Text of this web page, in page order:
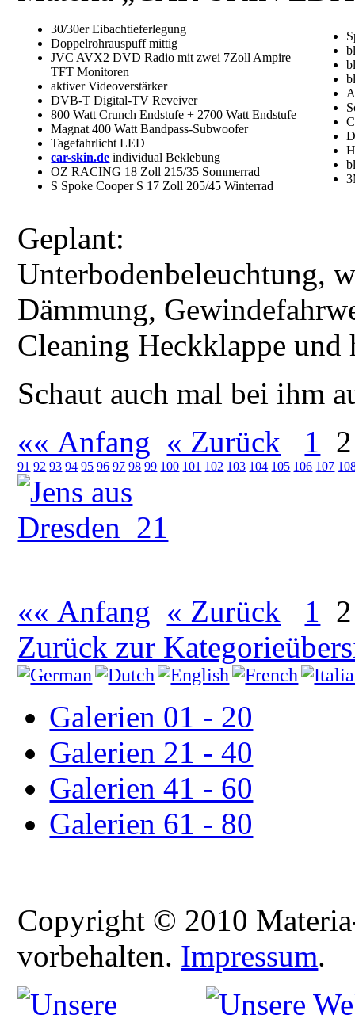
30/30er Eibachtieferlegung
Doppelrohrauspuff mittig
JVC AVX2 DVD Radio mit zwei 7Zoll Ampire
TFT Monitoren
aktiver Videoverstärker
DVB-T Digital-TV Reveiver
800 Watt Crunch Endstufe + 2700 Watt Endstufe
Magnat 400 Watt Bandpass-Subwoofer
Tagefahrlicht LED
car-skin.de individual Beklebung
OZ RACING 18 Zoll 215/35 Sommerrad
S Spoke Cooper S 17 Zoll 205/45 Winterrad
Geplant:
Unterbodenbeleuchtung,
Dämmung,
Cleaning Heckklappe
Schaut auch mal bei ihm
«« Anfang « Zurück 1 2
91 92 93 94 95 96 97 98 99 100 101 102 103 104 105 106 107
«« Anfang « Zurück 1 2
Zurück zur
Galerien 01 - 20
Galerien 21 - 40
Galerien 41 - 60
Galerien 61 - 80
Copyright © 2010
vorbehalten. Impressum.